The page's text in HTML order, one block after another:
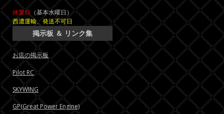
休業日 （基本水曜日）
西濃運輸、発送不可日
掲示板 ＆ リンク集
お店の掲示板
Pilot RC
SKYWING
GP(Great Power Engine)